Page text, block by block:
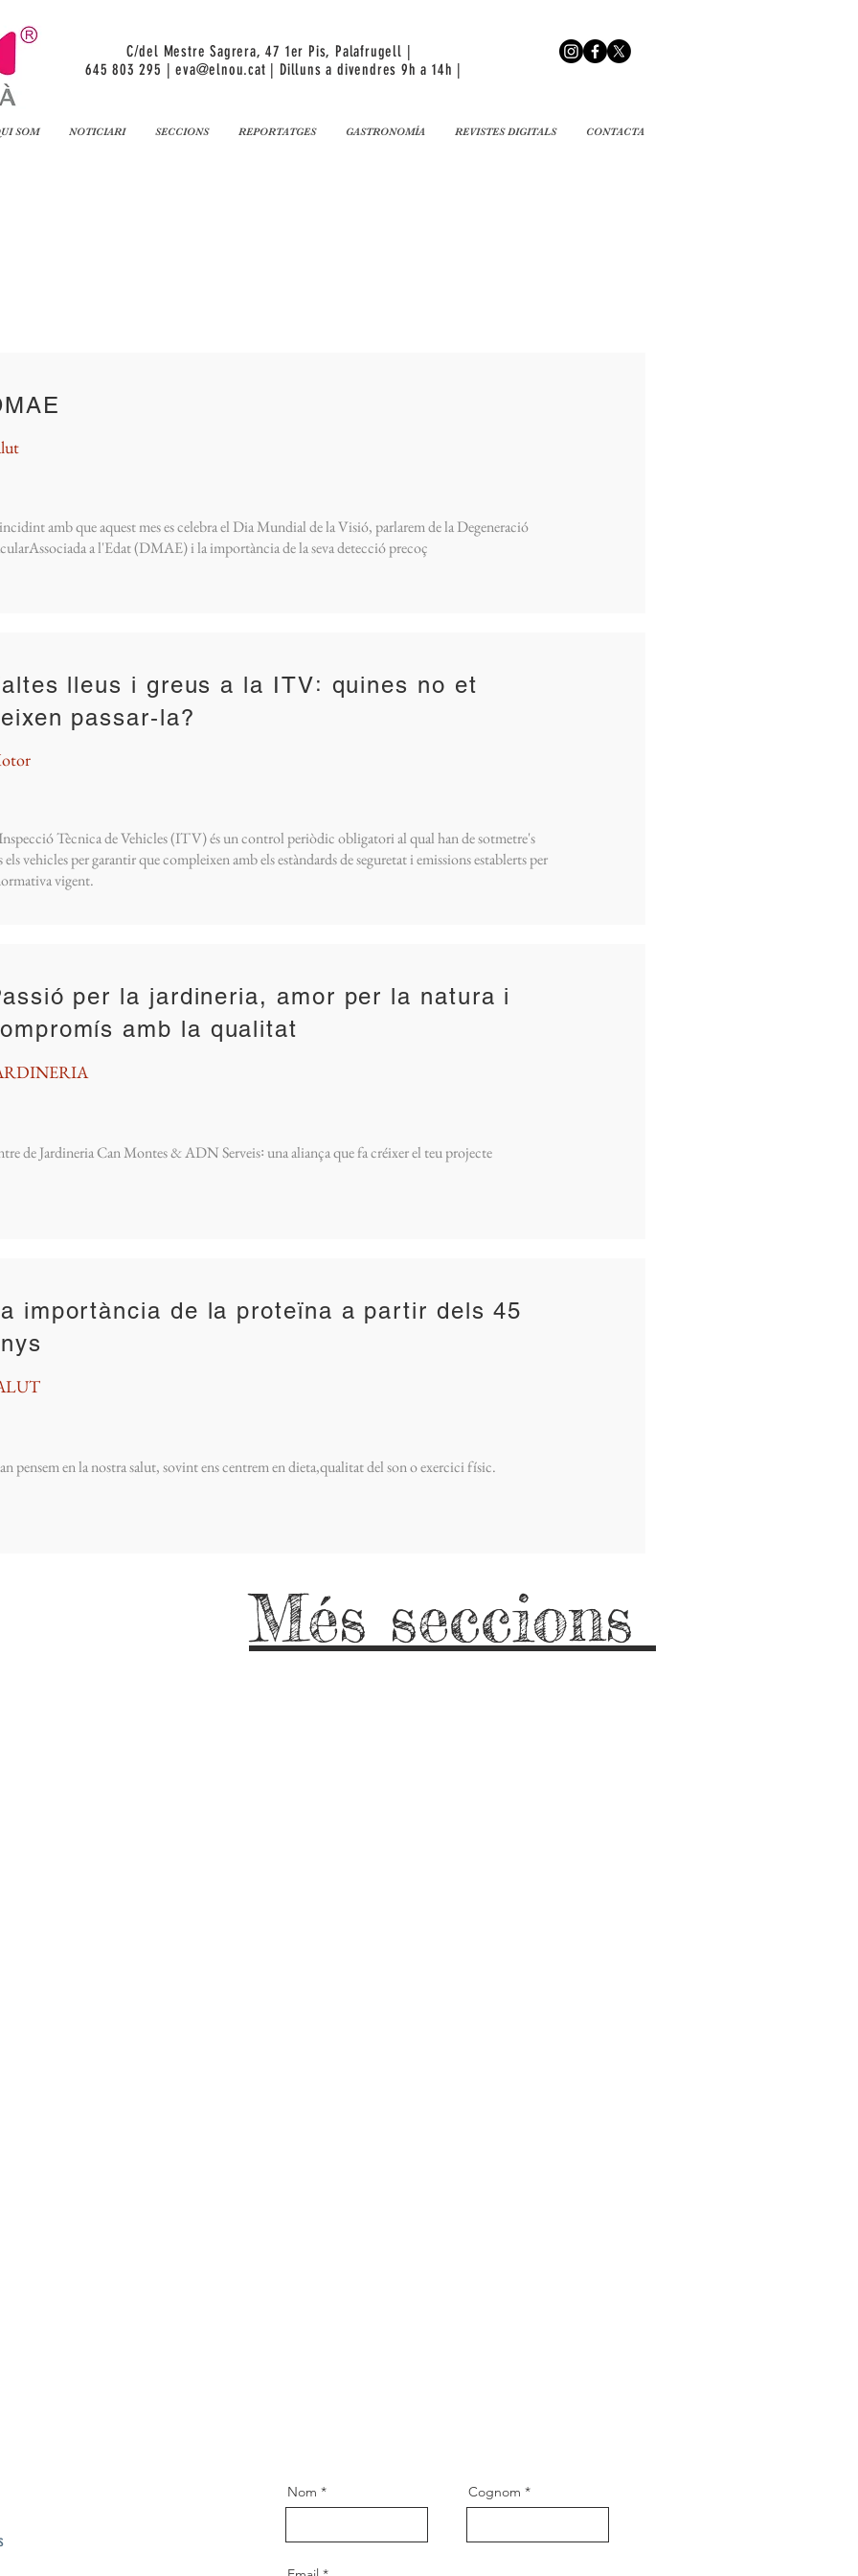
C/del Mestre Sagrera, 47 1er Pis, Palafrugell |
645 803 295 |eva@elnou.cat | Dilluns a divendres 9h a 14h |
SOM NOTICIARI SECCIONS REPORTATGES GASTRONOMÍA REVISTES DIGITALS CONTACTA
amb que aquest mes es celebra el Dia Mundial de la Visió, parlarem de la Degeneració
a l'Edat (DMAE) i la importància de la seva detecció precoç
lleus i greus a la ITV꞉ quines no et
passar‑la?
Tècnica de Vehicles (ITV) és un control periòdic obligatori al qual han de sotmetre's
els vehicles per garantir que compleixen amb els estàndards de seguretat i emissions establerts per
vigent.
per la jardineria, amor per la natura i
amb la qualitat
de Jardineria Can Montes & ADN Serveis꞉ una aliança que fa créixer el teu projecte
importància de la proteïna a partir dels 45
pensem en la nostra salut, sovint ens centrem en dieta,qualitat del son o exercici físic.
Més seccions
Nom Cognom